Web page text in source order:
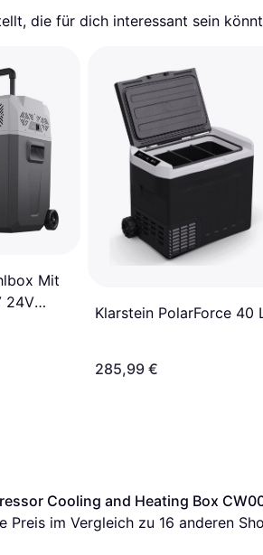
die für dich interessant sein
Mit
24V
Klarstein PolarForce 40
285,99 €
Cooling and Heating Box
Preis im Vergleich zu 16 anderen